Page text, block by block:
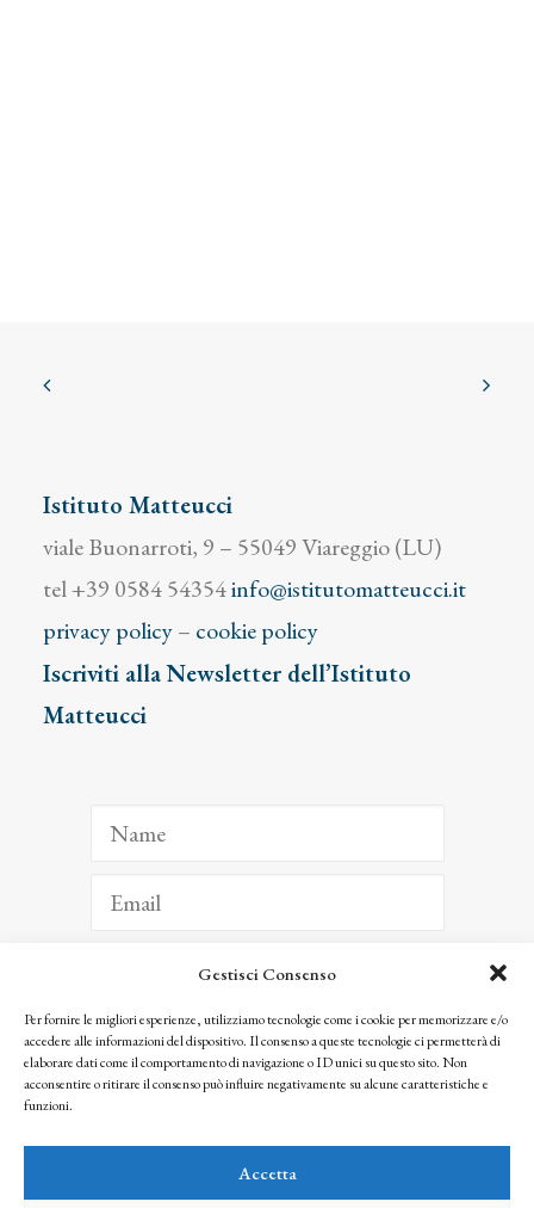
Gestisci Consenso
Per fornire le migliori esperienze, utilizziamo tecnologie come i cookie per memorizzare e/o
accedere alle informazioni del dispositivo. Il consenso a queste tecnologie ci permetterà di
elaborare dati come il comportamento di navigazione o ID unici su questo sito. Non
acconsentire o ritirare il consenso può influire negativamente su alcune caratteristiche e
funzioni.
Accetta
Istituto Matteucci
viale Buonarroti, 9 – 55049 Viareggio (LU)
tel +39 0584 54354info@istitutomatteucci.it
privacy policy– cookie policy
Iscriviti alla Newsletter dell’Istituto
Matteucci
ISCRIVITI
Facendo clic per iscriverti, riconosci che le tue informazioni saranno trattate
seguendo la nostra Privacy Policy
© 2025 Istituto Matteucci. All right reserved
l’autorizzazione scritta dei proprietari dei diritti e dell’Istituto Matteucci